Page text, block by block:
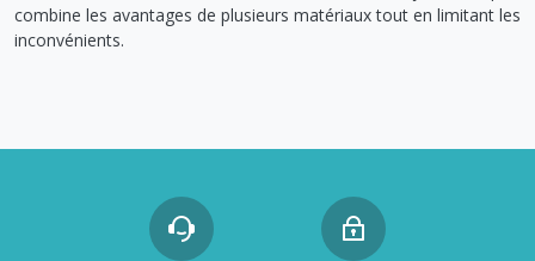
combine les avantages de plusieurs matériaux tout en limitant les
inconvénients.